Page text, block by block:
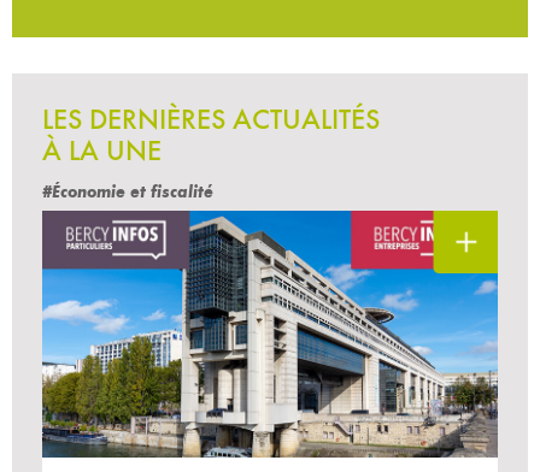
LES DERNIÈRES ACTUALITÉS
À LA UNE
#Économie et fiscalité